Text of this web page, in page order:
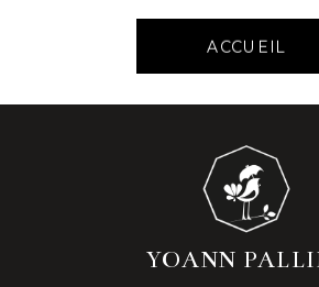
ACCUEIL
YOANN